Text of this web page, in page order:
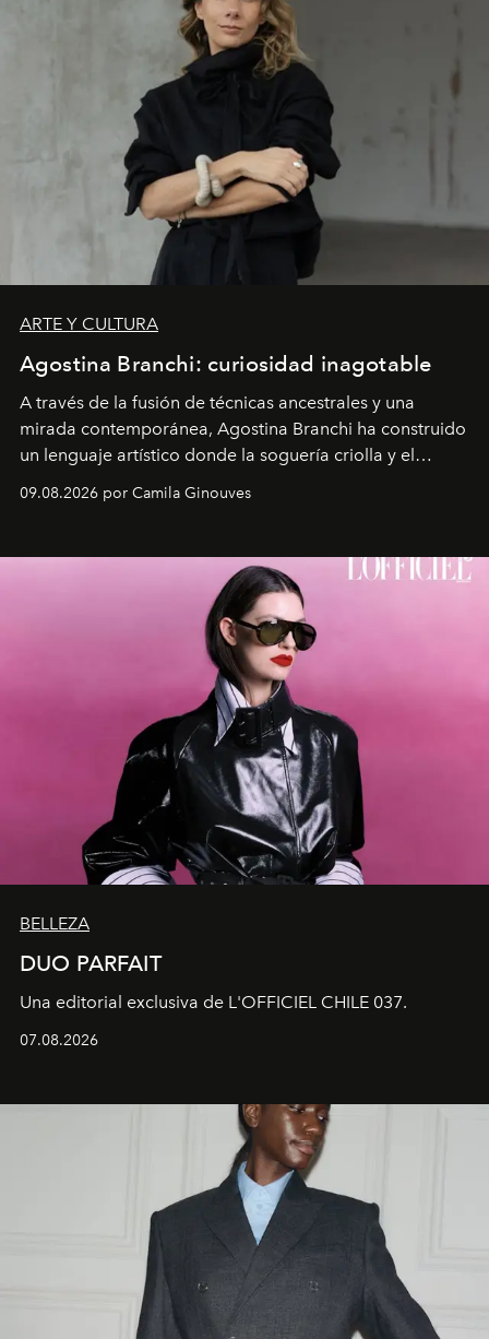
ARTE Y CULTURA
Agostina Branchi: curiosidad inagotable
A través de la fusión de técnicas ancestrales y una
mirada contemporánea, Agostina Branchi ha construido
un lenguaje artístico donde la soguería criolla y el
embarrilado dan vida a esculturas textiles tan rígidas
como fluidas. En septiembre la artista presentará una
Montecarmelo.
09.08.2026 por Camila Ginouves
BELLEZA
DUO PARFAIT
Una editorial exclusiva de L'OFFICIEL CHILE 037.
07.08.2026